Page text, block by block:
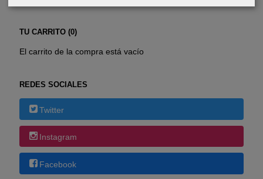
TU CARRITO (0)
El carrito de la compra está vacío
REDES SOCIALES
Twitter
Instagram
Facebook